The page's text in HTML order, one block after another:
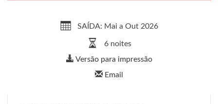
SAÍDA: Mai a Out 2026
6 noites
Versão para impressão
Email